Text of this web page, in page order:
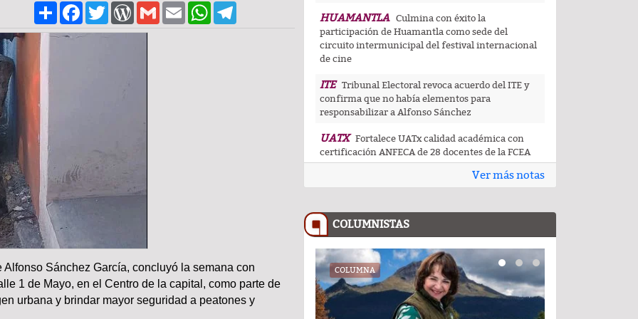
ShareFacebook
TwitterWordPress
GmailEmailWhatsApp
Sánchez García, concluyó la semana con
1 de Mayo, en el Centro de la capital, como parte de
urbana y brindar mayor seguridad a peatones y
HUAMANTLA Culmina con éxito la
participación de Huamantla como sede del
circuito intermunicipal del festival internacional
de cine
ITE Tribunal Electoral revoca acuerdo del ITE y
confirma que no había elementos para
responsabilizar a Alfonso Sánchez
UATX Fortalece UATx calidad académica con
certificación ANFECA de 28 docentes de la FCEA
La docencia es el corazón de la
CAPITAL Tlaxcala capital da muestra de su
riqueza artesanal y gastronómica en festival de
CEDHT Convoca CEDHT a personas mayores a
participar en la convocatoria Cuéntame tu
historia: voces que dejan huella
Ver más notas
COLUMNISTAS
COLUMNA COLUMNA